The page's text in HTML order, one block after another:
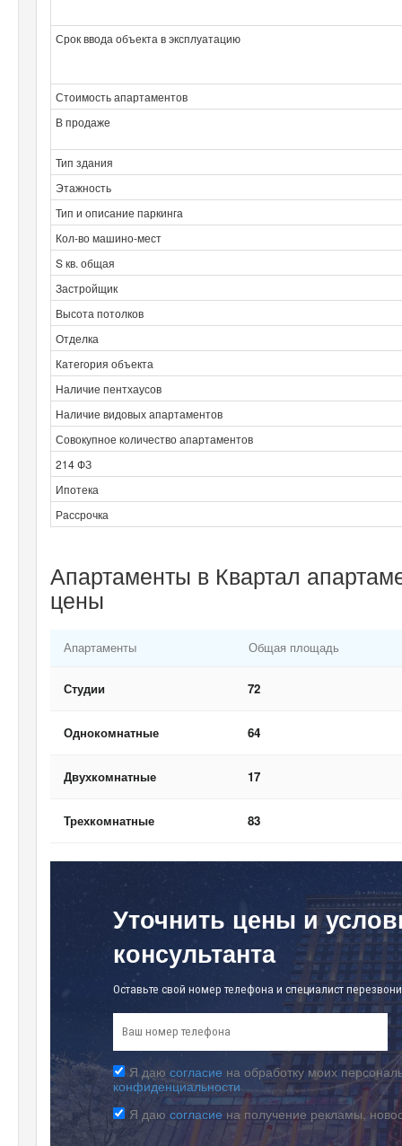
Срок ввода объекта в эксплуатацию
Стоимость апартаментов
В продаже
Тип здания
Этажность
Тип и описание паркинга
Кол-во машино-мест
S кв. общая
Застройщик
Высота потолков
Отделка
Категория объекта
Наличие пентхаусов
Наличие видовых апартаментов
Совокупное количество апартаментов
214 ФЗ
Ипотека
Рассрочка
Апартаменты в Квартал
цены
Апартаменты Общая площадь
Студии 72
Однокомнатные 64
Двухкомнатные 17
Трехкомнатные 83
Уточнить цены и
консультанта
Оставьте свой номер телефона и специалист
Я даю согласие на обработку моих
конфиденциальности
Я даю согласие на получение рекламы,